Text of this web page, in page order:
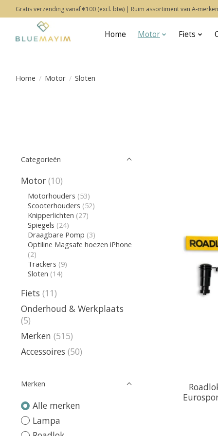
Gratis verzending vanaf €100 (excl. btw) | Ruim assortiment van A-
Home Motor Fiets
Home / Motor / Sloten
Categorieën
Motor (10)
Motorhouders (53)
Scooterhouders (52)
Knipperlichten (27)
Spiegels (24)
Draagbare Pomp (3)
Optiline Magsafe hoezen iPhone
(2)
Trackers (9)
Sloten (14)
Fiets (11)
Onderhoud & Werkplaats
(5)
Merken (515)
Accessoires (50)
Merken
Alle merken
Lampa